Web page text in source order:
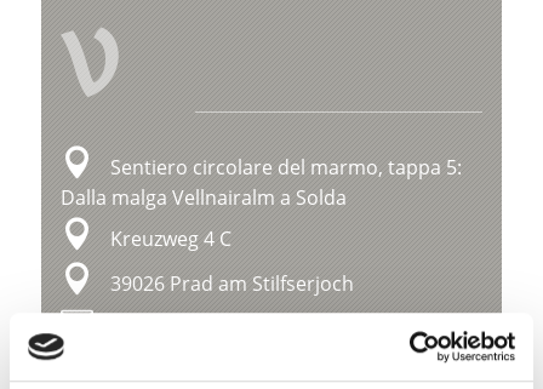
V
Sentiero circolare del marmo, tappa 5:
Dalla malga Vellnairalm a Solda
Kreuzweg 4 C
39026 Prad am Stilfserjoch